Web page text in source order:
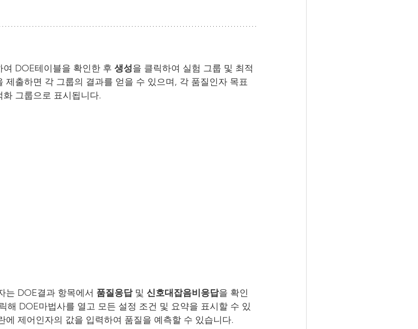
여 DOE테이블을 확인한 후 생성을 클릭하여 실험 그룹 및 최적
제출하면 각 그룹의 결과를 얻을 수 있으며, 각 품질인자 목표
그룹으로 표시됩니다.
는 DOE결과 항목에서 품질응답 및 신호대잡음비응답을 확인
해 DOE마법사를 열고 모든 설정 조건 및 요약을 표시할 수 있
에 제어인자의 값을 입력하여 품질을 예측할 수 있습니다.